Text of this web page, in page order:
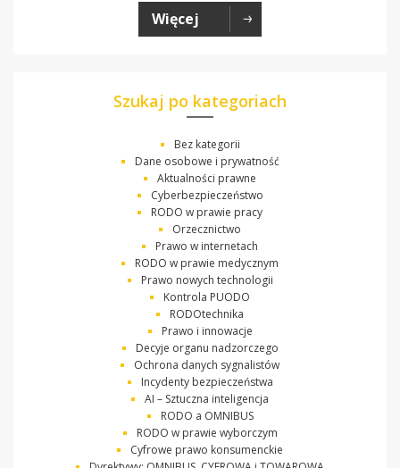
Więcej
Szukaj po kategoriach
Bez kategorii
Dane osobowe i prywatność
Aktualności prawne
Cyberbezpieczeństwo
RODO w prawie pracy
Orzecznictwo
Prawo w internetach
RODO w prawie medycznym
Prawo nowych technologii
Kontrola PUODO
RODOtechnika
Prawo i innowacje
Decyje organu nadzorczego
Ochrona danych sygnalistów
Incydenty bezpieczeństwa
AI – Sztuczna inteligencja
RODO a OMNIBUS
RODO w prawie wyborczym
Cyfrowe prawo konsumenckie